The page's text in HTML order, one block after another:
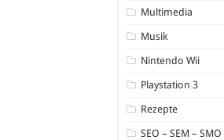
Multimedia
Musik
Nintendo Wii
Playstation 3
Rezepte
SEO – SEM – SMO